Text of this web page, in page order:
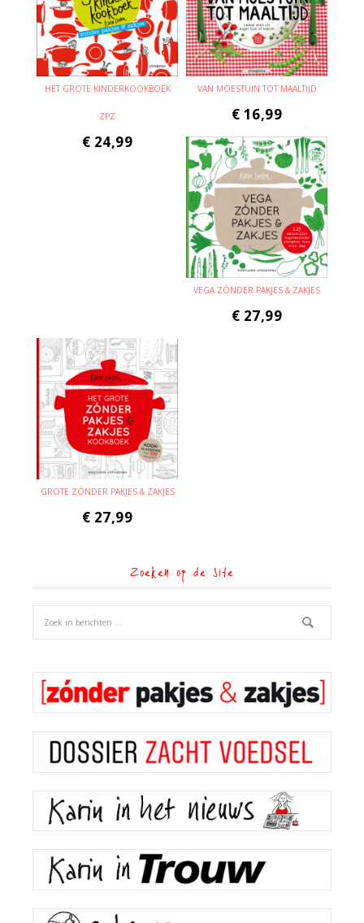
HET GROTE KINDERKOOKBOEK
ZPZ
€ 24,99
VAN MOESTUIN TOT MAALTIJD
€ 16,99
VEGA ZÓNDER PAKJES & ZAKJES
€ 27,99
GROTE ZÓNDER PAKJES & ZAKJES
€ 27,99
Zoeken op de site